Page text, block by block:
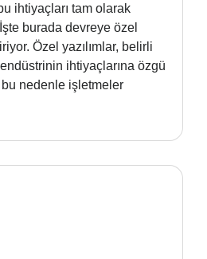
ihtiyaçları tam olarak
burada devreye özel
Özel yazılımlar, belirli
ihtiyaçlarına özgü
nedenle işletmeler